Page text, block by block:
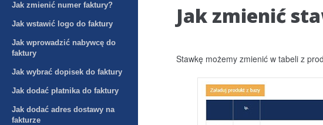
Jak zmienić numer faktury?
Jak wstawić logo do faktury
Jak wprowadzić nabywcę do
faktury
Jak wybrać dopisek do faktury
Jak dodać płatnika do faktury
Jak dodać adres dostawy na
fakturze
Jak zmienić
Stawkę możemy zmienić w tabeli z